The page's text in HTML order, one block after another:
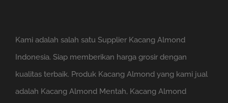
Kami adalah salah satu Supplier Kacang Almond
Indonesia. Siap memberikan harga grosir dengan
kualitas terbaik. Produk Kacang Almond yang kami jual
adalah Kacang Almond Mentah, Kacang Almond